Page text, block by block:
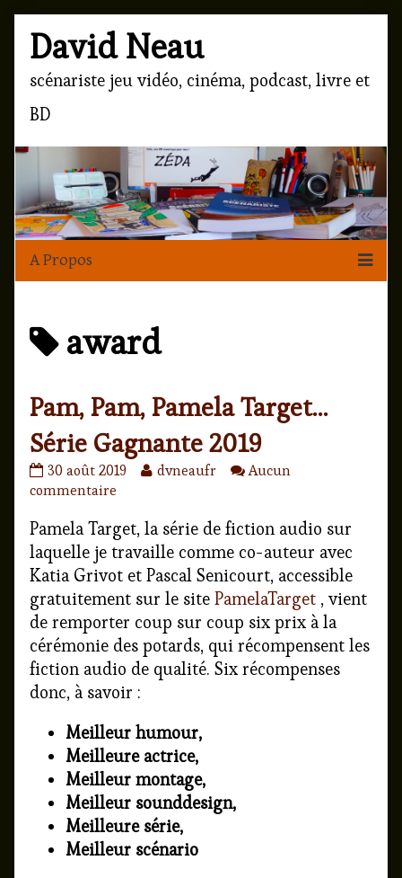
content
Page
Header
David Neau
scénariste jeu vidéo, cinéma, podcast, livre et
BD
Posts
tagged
award
Pam, Pam, Pamela Target…
Série Gagnante 2019
Pam,
Pam,
Target…
Série
Gagnante
published
on
30 août 2019
Read
by
the
author
of
Pam,
Pam,
Pamela
Target…
2019,
dvneaufr
Aucun
commentaire
Pam,
Pamela
Target…
Gagnante
2019
Pamela Target, la série de fiction audio sur
laquelle je travaille comme co-auteur avec
Katia Grivot et Pascal Senicourt, accessible
gratuitement sur le site PamelaTarget , vient
de remporter coup sur coup six prix à la
cérémonie des potards, qui récompensent les
fiction audio de qualité. Six récompenses
donc, à savoir :
Meilleur humour,
Meilleure actrice,
Meilleur montage,
Meilleur sounddesign,
Meilleure série,
Meilleur scénario